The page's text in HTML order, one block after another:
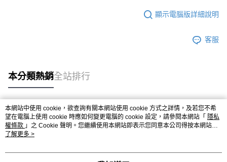
顯示電腦版詳細說明
客服
本分類熱銷全站排行
熱門標籤
本網站中使用 cookie，欲查詢有關本網站使用 cookie 方式之詳情，及若您不希
望在電腦上使用 cookie 時應如何變更電腦的 cookie 設定，請參閱本網站「 隱私
權條款 」之 Cookie 聲明。您繼續使用本網站即表示您同意本公司得按本網站使
用條款之 Cookie 聲明使用 cookie。
了解更多 >